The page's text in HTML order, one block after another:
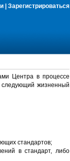
Зарегистрироваться
Центра в процессе
жизненный
стандартов;
в стандарт, либо